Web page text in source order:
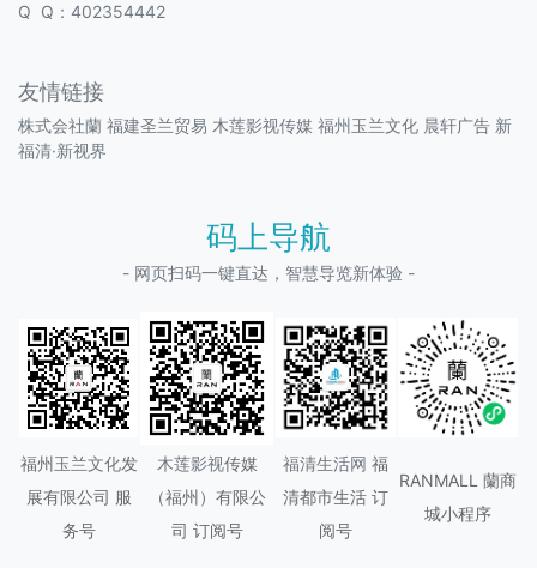
Q Q：402354442
友情链接
株式会社蘭 福建圣兰贸易 木莲影视传媒 福州玉兰文化 晨轩广告 新
福清·新视界
码上导航
- 网页扫码一键直达，智慧导览新体验 -
福州玉兰文化发
展有限公司 服
务号
木莲影视传媒
（福州）有限公
司 订阅号
福清生活网 福
清都市生活 订
阅号
RANMALL 蘭商
城小程序